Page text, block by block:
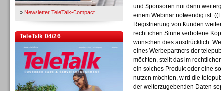
» Newsletter TeleTalk-Compact
TeleTalk 04/26
und Sponsoren nur dann
einem Webinar notwendig ist.
Registrierung von Kunden
rechtlichen Sinne verbotene
wünschen dies ausdrücklich.
eines Werbepartners der
möchten, stellt das im
ein solches Produkt oder eine
nutzen möchten, wird die
der weiterzugebenden Daten